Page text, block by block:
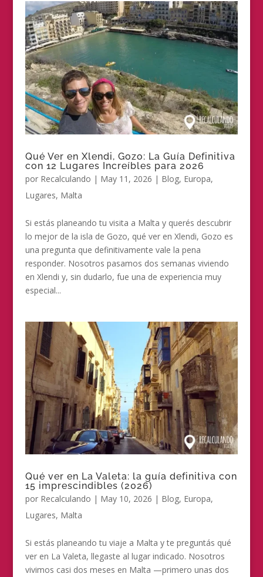
Qué Ver en Xlendi, Gozo: La Guía Definitiva
con 12 Lugares Increíbles para 2026
por Recalculando | May 11, 2026 | Blog, Europa,
Lugares, Malta
Si estás planeando tu visita a Malta y querés descubrir
lo mejor de la isla de Gozo, qué ver en Xlendi, Gozo es
una pregunta que definitivamente vale la pena
responder. Nosotros pasamos dos semanas viviendo
en Xlendi y, sin dudarlo, fue una de experiencia muy
especial...
Qué ver en La Valeta: la guía definitiva con
15 imprescindibles (2026)
por Recalculando | May 10, 2026 | Blog, Europa,
Lugares, Malta
Si estás planeando tu viaje a Malta y te preguntás qué
ver en La Valeta, llegaste al lugar indicado. Nosotros
vivimos casi dos meses en Malta —primero unas dos